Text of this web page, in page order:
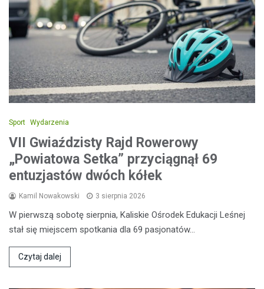
Sport Wydarzenia
VII Gwiaździsty Rajd Rowerowy
„Powiatowa Setka” przyciągnął 69
entuzjastów dwóch kółek
Kamil Nowakowski 3 sierpnia 2026
W pierwszą sobotę sierpnia, Kaliskie Ośrodek Edukacji Leśnej
stał się miejscem spotkania dla 69 pasjonatów…
Czytaj dalej